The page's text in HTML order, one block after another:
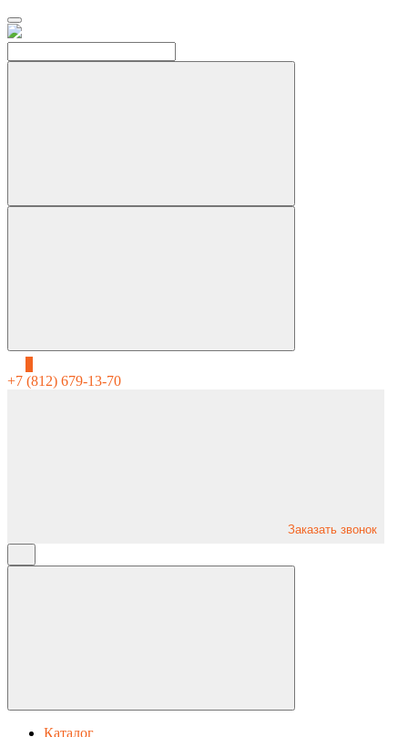
+7 (812) 679-13-70
Заказать звонок
Каталог